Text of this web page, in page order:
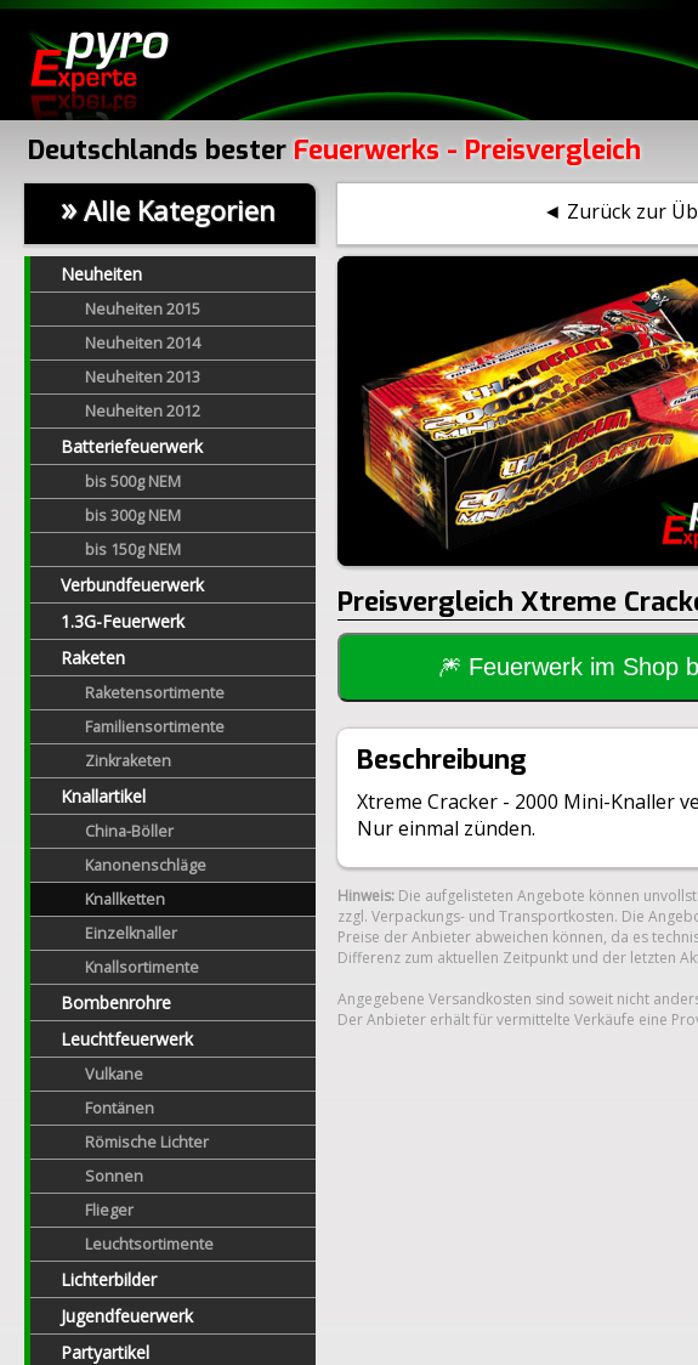
Deutschlands bester Feuerwerks - Preisvergleich
»Alle Kategorien
Neuheiten
Neuheiten 2015
Neuheiten 2014
Neuheiten 2013
Neuheiten 2012
Batteriefeuerwerk
bis 500g NEM
bis 300g NEM
bis 150g NEM
Verbundfeuerwerk
1.3G-Feuerwerk
Raketen
Raketensortimente
Familiensortimente
Zinkraketen
Knallartikel
China-Böller
Kanonenschläge
Knallketten
Einzelknaller
Knallsortimente
Bombenrohre
Leuchtfeuerwerk
Vulkane
Fontänen
Römische Lichter
Sonnen
Flieger
Leuchtsortimente
Lichterbilder
Jugendfeuerwerk
Partyartikel
◄ Zurück zur
Preisvergleich Xtreme
🎆 Feuerwerk im Shop
Beschreibung
Xtreme Cracker - 2000 Mini-Knaller
Nur einmal zünden.
Hinweis: Die aufgelisteten Angebote können
zzgl. Verpackungs- und Transportkosten. Die
Preise der Anbieter abweichen können, da es
Differenz zum aktuellen Zeitpunkt und der letzten
Angegebene Versandkosten sind soweit nicht
Der Anbieter erhält für vermittelte Verkäufe eine